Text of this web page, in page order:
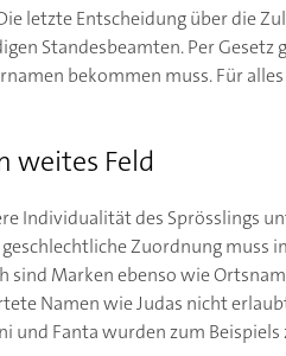
letzte Entscheidung über die
Standesbeamten. Per
bekommen muss. Für
weites Feld
Individualität des Sprösslings
Zuordnung
sind Marken ebenso wie
Namen wie Judas nicht
und Fanta wurden zum